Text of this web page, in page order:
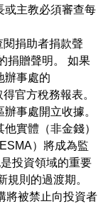
或主教必須審查每
捐助者捐款聲
捐贈聲明。 如果
辦事處的
官方稅務報表。
事處開立收據。
實體（非金錢）
）將成為監
投資領域的重要
則的過渡期。
將被禁止向投資者